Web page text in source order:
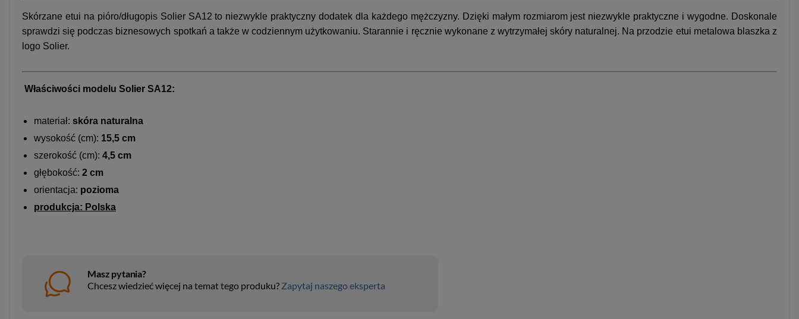
Skórzane etui na pióro/długopis Solier SA12 to niezwykle praktyczny dodatek dla każdego mężczyzny. Dzięki małym rozmiarom jest niezwykle praktyczne i wygodne. Doskonale
sprawdzi się podczas biznesowych spotkań a także w codziennym użytkowaniu. Starannie i ręcznie wykonane z wytrzymałej skóry naturalnej. Na przodzie etui metalowa blaszka z
logo Solier.
Właściwości modelu Solier SA12:
materiał: skóra naturalna
wysokość (cm): 15,5 cm
szerokość (cm): 4,5 cm
głębokość: 2 cm
orientacja: pozioma
produkcja: Polska
Masz pytania?
Chcesz wiedzieć więcej na temat tego produku? Zapytaj naszego eksperta